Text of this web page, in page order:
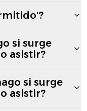
si surge
asistir?
si surge
asistir?